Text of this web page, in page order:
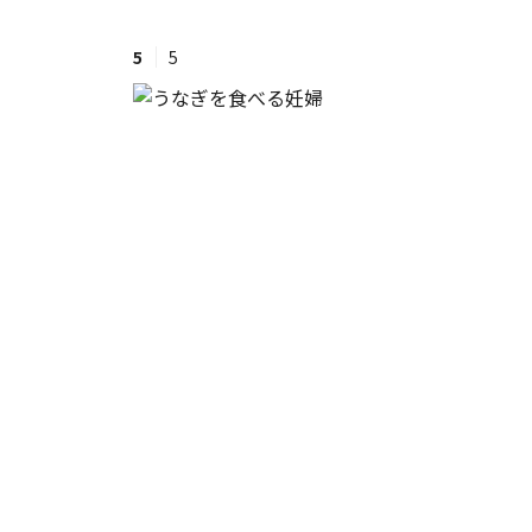
#ワンオペ育児
5 5